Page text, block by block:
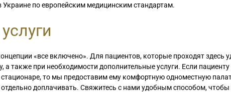
по европейским медицинским стандартам.
«все включено». Для пациентов, которые проходят здесь
также при необходимости дополнительные услуги. Если
то мы предоставим ему комфортную одноместную
отдельно доплачивать. Свяжитесь с нами удобным способом,